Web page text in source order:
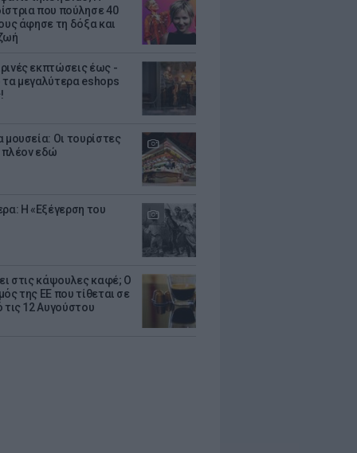
που πούλησε 40
άφησε τη δόξα και
εκπτώσεις έως -
τα μεγαλύτερα eshops
μουσεία: Οι τουρίστες
πλέον εδώ
Η «Εξέγερση του
στις κάψουλες καφέ; Ο
της ΕΕ που τίθεται σε
τις 12 Αυγούστου